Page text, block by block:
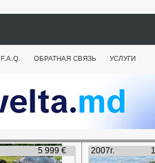
F.A.Q. ОБРАТНАЯ СВЯЗЬ УСЛУГИ
5 999 € 2007г.